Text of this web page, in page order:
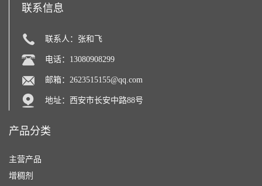
联系信息
联系人：张和飞
电话：13080908299
邮箱： 2623515155@qq.com
地址：西安市长安中路88号
产品分类
主营产品
增稠剂